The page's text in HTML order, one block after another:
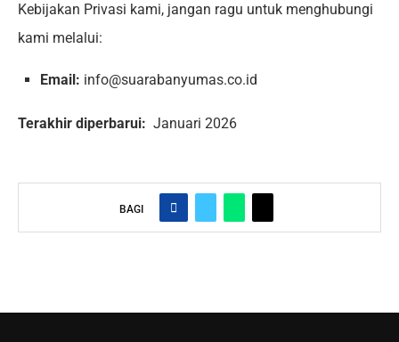
Kebijakan Privasi kami, jangan ragu untuk menghubungi
kami melalui:
Email: info@suarabanyumas.co.id
Terakhir diperbarui: Januari 2026
BAGI